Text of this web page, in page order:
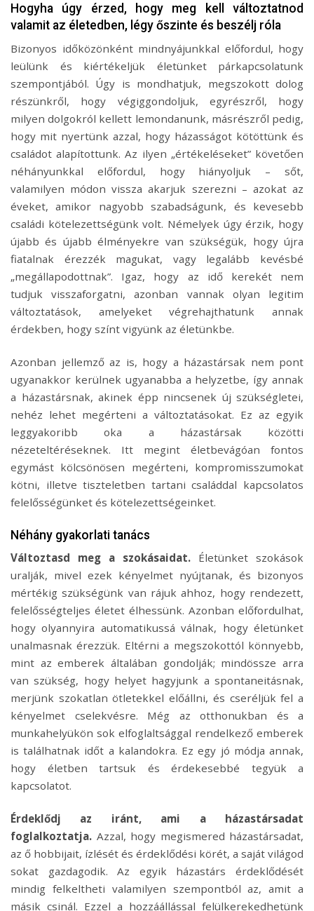
Hogyha úgy érzed, hogy meg kell változtatnod
valamit az életedben, légy őszinte és beszélj róla
Bizonyos időközönként mindnyájunkkal előfordul, hogy
leülünk és kiértékeljük életünket párkapcsolatunk
szempontjából. Úgy is mondhatjuk, megszokott dolog
részünkről, hogy végiggondoljuk, egyrészről, hogy
milyen dolgokról kellett lemondanunk, másrészről pedig,
hogy mit nyertünk azzal, hogy házasságot kötöttünk és
családot alapítottunk. Az ilyen „értékeléseket” követően
néhányunkkal előfordul, hogy hiányoljuk – sőt,
valamilyen módon vissza akarjuk szerezni – azokat az
éveket, amikor nagyobb szabadságunk, és kevesebb
családi kötelezettségünk volt. Némelyek úgy érzik, hogy
újabb és újabb élményekre van szükségük, hogy újra
fiatalnak érezzék magukat, vagy legalább kevésbé
„megállapodottnak”. Igaz, hogy az idő kerekét nem
tudjuk visszaforgatni, azonban vannak olyan legitim
változtatások, amelyeket végrehajthatunk annak
érdekben, hogy színt vigyünk az életünkbe.
Azonban jellemző az is, hogy a házastársak nem pont
ugyanakkor kerülnek ugyanabba a helyzetbe, így annak
a házastársnak, akinek épp nincsenek új szükségletei,
nehéz lehet megérteni a változtatásokat. Ez az egyik
leggyakoribb oka a házastársak közötti
nézeteltéréseknek. Itt megint életbevágóan fontos
egymást kölcsönösen megérteni, kompromisszumokat
kötni, illetve tiszteletben tartani családdal kapcsolatos
felelősségünket és kötelezettségeinket.
Néhány gyakorlati tanács
Változtasd meg a szokásaidat. Életünket szokások
uralják, mivel ezek kényelmet nyújtanak, és bizonyos
mértékig szükségünk van rájuk ahhoz, hogy rendezett,
felelősségteljes életet élhessünk. Azonban előfordulhat,
hogy olyannyira automatikussá válnak, hogy életünket
unalmasnak érezzük. Eltérni a megszokottól könnyebb,
mint az emberek általában gondolják; mindössze arra
van szükség, hogy helyet hagyjunk a spontaneitásnak,
merjünk szokatlan ötletekkel előállni, és cseréljük fel a
kényelmet cselekvésre. Még az otthonukban és a
munkahelyükön sok elfoglaltsággal rendelkező emberek
is találhatnak időt a kalandokra. Ez egy jó módja annak,
hogy életben tartsuk és érdekesebbé tegyük a
kapcsolatot.
Érdeklődj az iránt, ami a házastársadat
foglalkoztatja. Azzal, hogy megismered házastársadat,
az ő hobbijait, ízlését és érdeklődési körét, a saját világod
sokat gazdagodik. Az egyik házastárs érdeklődését
mindig felkeltheti valamilyen szempontból az, amit a
másik csinál. Ezzel a hozzáállással felülkerekedhetünk